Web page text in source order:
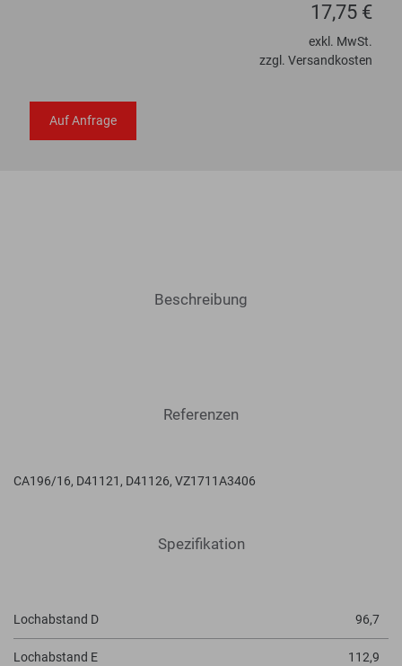
17,75 €
exkl. MwSt.
zzgl. Versandkosten
Auf Anfrage
Beschreibung
Referenzen
CA196/16, D41121, D41126, VZ1711A3406
Spezifikation
Lochabstand D 96,7
Lochabstand E 112,9